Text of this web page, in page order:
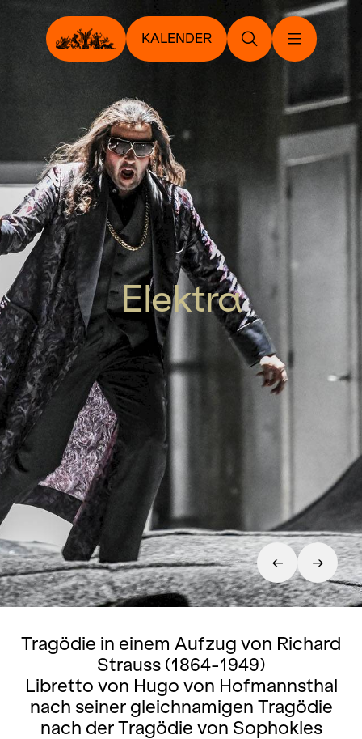
KALENDER
Elektra
Tragödie in einem Aufzug von Richard
Strauss (1864-1949)
Libretto von Hugo von Hofmannsthal
nach seiner gleichnamigen Tragödie
nach der Tragödie von Sophokles